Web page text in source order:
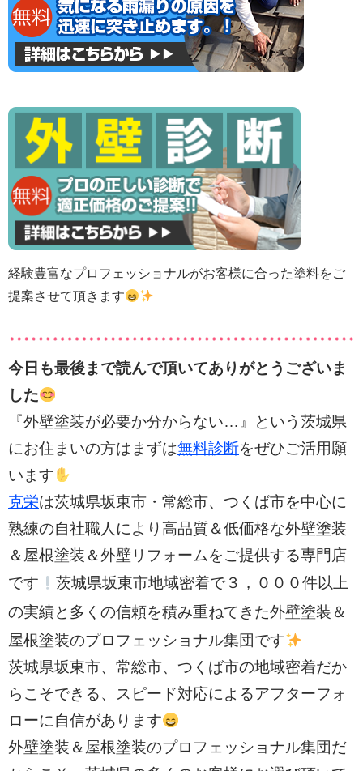
経験豊富なプロフェッショナルがお客様に合った塗料をご
提案させて頂きます
今日も最後まで読んで頂いてありがとうございま
した
『外壁塗装が必要か分からない…』という茨城県
にお住まいの方はまずは無料診断をぜひご活用願
います
克栄は茨城県坂東市・常総市、つくば市を中心に
熟練の自社職人により高品質＆低価格な外壁塗装
＆屋根塗装＆外壁リフォームをご提供する専門店
です
茨城県坂東市地域密着で３，０００件以上
の実績と多く の信頼を積み重ねてきた外壁塗装＆
屋根塗装のプロフェッショナル集団です
茨城県坂東市、常総市、つくば市の地域密着だか
らこそできる、スピード対応によるアフターフォ
ローに自信があります
外壁塗装＆屋根塗装のプロフェッショナル集団だ